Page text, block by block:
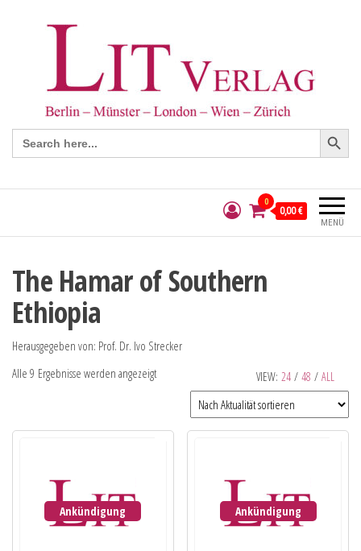
Search
for:
Search Button
MENÜ
0
0,00 €
The Hamar of Southern
Ethiopia
Herausgegeben von: Prof. Dr. Ivo Strecker
VIEW: 24 / 48 / ALL
Alle 9 Ergebnisse werden angezeigt
Ankündigung Ankündigung